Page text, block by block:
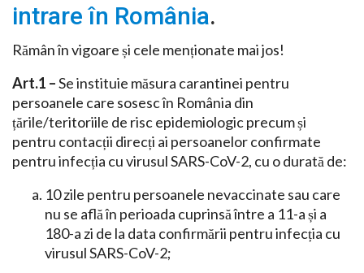
intrare în România.
Rămân în vigoare și cele menționate mai jos!
Art.1 –Se instituie măsura carantinei pentru
persoanele care sosesc în România din
țările/teritoriile de risc epidemiologic precum și
pentru contacții direcți ai persoanelor confirmate
pentru infecția cu virusul SARS-CoV-2, cu o durată de:
10 zile pentru persoanele nevaccinate sau care
nu se află în perioada cuprinsă între a 11-a și a
180-a zi de la data confirmării pentru infecția cu
virusul SARS-CoV-2;